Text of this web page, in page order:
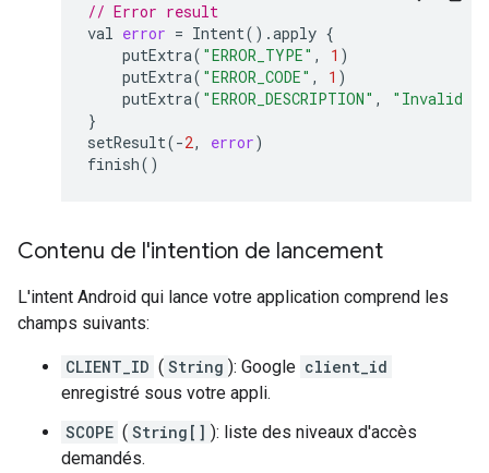
// Error result
val error = Intent().apply {
putExtra( "ERROR_TYPE" , 1 )
putExtra( "ERROR_CODE" , 1 )
putExtra( "ERROR_DESCRIPTION" ,
"Invalid
}
setResult(-2, error)
finish()
Contenu de l'intention de lancement
L'intent Android qui lance votre application comprend les
champs suivants:
CLIENT_ID ( String ): Google client_id
enregistré sous votre appli.
SCOPE ( String[] ): liste des niveaux d'accès
demandés.